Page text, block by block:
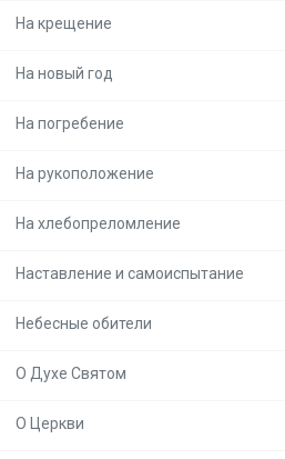
На крещение
На новый год
На погребение
На рукоположение
На хлебопреломление
Наставление и самоиспытание
Небесные обители
О Духе Святом
О Церкви